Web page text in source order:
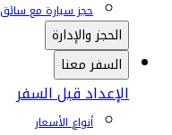
حجز سيارة مع سائق
الحجز والإدارة
السفر معنا
الإعداد قبل السفر
أنواع الأسعار